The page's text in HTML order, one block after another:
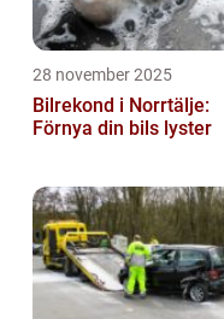
28 november 2025
Bilrekond i Norrtälje:
Förnya din bils lyster